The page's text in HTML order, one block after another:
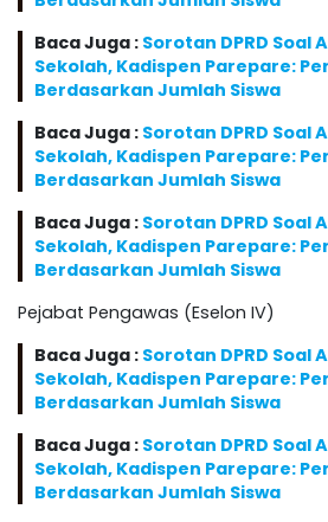
Baca Juga : Sorotan DPRD Soal
Sekolah, Kadispen Parepare:
Berdasarkan Jumlah Siswa
Baca Juga : Sorotan DPRD Soal
Sekolah, Kadispen Parepare:
Berdasarkan Jumlah Siswa
Baca Juga : Sorotan DPRD Soal
Sekolah, Kadispen Parepare:
Berdasarkan Jumlah Siswa
Pejabat Pengawas (Eselon IV)
Baca Juga : Sorotan DPRD Soal
Sekolah, Kadispen Parepare:
Berdasarkan Jumlah Siswa
Baca Juga : Sorotan DPRD Soal
Sekolah, Kadispen Parepare:
Berdasarkan Jumlah Siswa